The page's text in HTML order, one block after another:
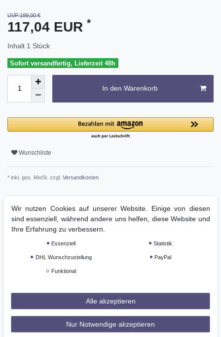
UVP 189,00 €
117,04 EUR *
Inhalt 1 Stück
Sofort versandfertig, Lieferzeit 48h
In den Warenkorb
Wunschliste
* inkl. ges. MwSt. zzgl. Versandkosten
Beschreibung
Reithose mit Kniebesatz für Damen, K-Tec
Schmale Passform mit hohem Bund, mit einem Knopf
Wir nutzen Cookies auf unserer Website. Einige von diesen
sind essenziell, während andere uns helfen, diese Website und
Ihre Erfahrung zu verbessern.
Essenziell Statistik
DHL Wunschzustellung PayPal
Funktional
Alle akzeptieren
Nur Notwendige akzeptieren